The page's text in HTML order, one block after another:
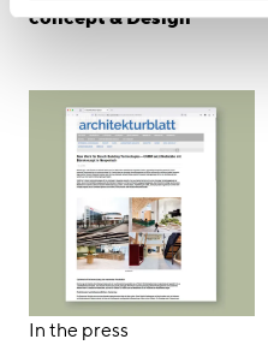
concept & Design
In the press